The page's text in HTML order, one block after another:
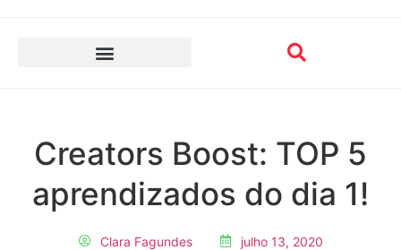
Creators Boost: TOP 5
aprendizados do dia 1!
Clara Fagundes julho 13, 2020